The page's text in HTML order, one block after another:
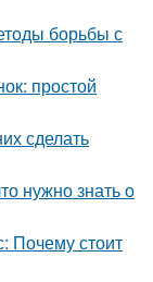
борьбы с
простой
сделать
нужно знать о
Почему стоит